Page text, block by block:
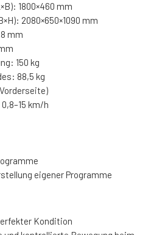
1800×460 mm
2080×650×1090 mm
mm
150 kg
88,5 kg
km/h
eigener Programme
Kondition